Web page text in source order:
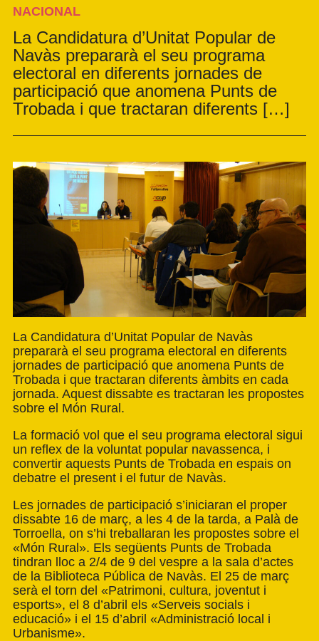
NACIONAL
La Candidatura d’Unitat Popular de
Navàs prepararà el seu programa
electoral en diferents jornades de
participació que anomena Punts de
Trobada i que tractaran diferents […]
La Candidatura d’Unitat Popular de Navàs
prepararà el seu programa electoral en diferents
jornades de participació que anomena Punts de
Trobada i que tractaran diferents àmbits en cada
jornada. Aquest dissabte es tractaran les propostes
sobre el Món Rural.
La formació vol que el seu programa electoral sigui
un reflex de la voluntat popular navassenca, i
convertir aquests Punts de Trobada en espais on
debatre el present i el futur de Navàs.
Les jornades de participació s’iniciaran el proper
dissabte 16 de març, a les 4 de la tarda, a Palà de
Torroella, on s’hi treballaran les propostes sobre el
«Món Rural». Els següents Punts de Trobada
tindran lloc a 2/4 de 9 del vespre a la sala d’actes
de la Biblioteca Pública de Navàs. El 25 de març
serà el torn del «Patrimoni, cultura, joventut i
esports», el 8 d’abril els «Serveis socials i
educació» i el 15 d’abril «Administració local i
Urbanisme».